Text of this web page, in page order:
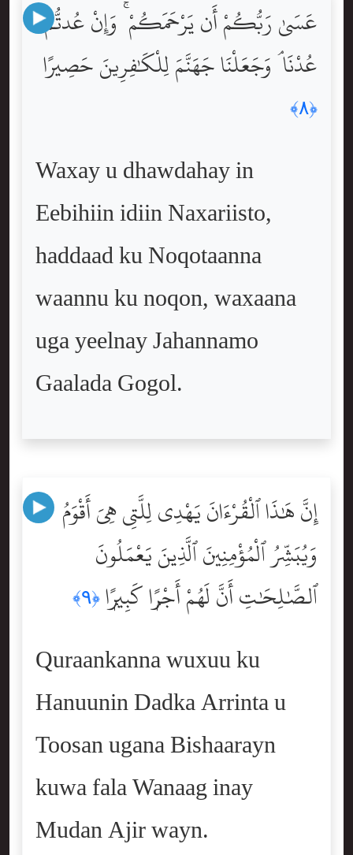
عَسَىٰ رَبُّكُمْ أَن يَرْحَمَكُمْ ۚ وَإِنْ عُدتُّمْ
عُدْنَا ۘ وَجَعَلْنَا جَهَنَّمَ لِلْكَٰفِرِينَ حَصِيرًا
﴿٨﴾
Waxay u dhawdahay in
Eebihiin idiin Naxariisto,
haddaad ku Noqotaanna
waannu ku noqon, waxaana
uga yeelnay Jahannamo
Gaalada Gogol.
إِنَّ هَٰذَا ٱلْقُرْءَانَ يَهْدِى لِلَّتِى هِىَ أَقْوَمُ
وَيُبَشِّرُ ٱلْمُؤْمِنِينَ ٱلَّذِينَ يَعْمَلُونَ
ٱلصَّٰلِحَٰتِ أَنَّ لَهُمْ أَجْرًۭا كَبِيرًۭا ﴿٩﴾
Quraankanna wuxuu ku
Hanuunin Dadka Arrinta u
Toosan ugana Bishaarayn
kuwa fala Wanaag inay
Mudan Ajir wayn.